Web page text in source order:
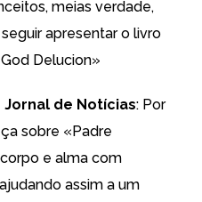
meias verdade,
apresentar o livro
Delucion»
Jornal de Notícias: Por
sobre «Padre
e alma com
assim a um